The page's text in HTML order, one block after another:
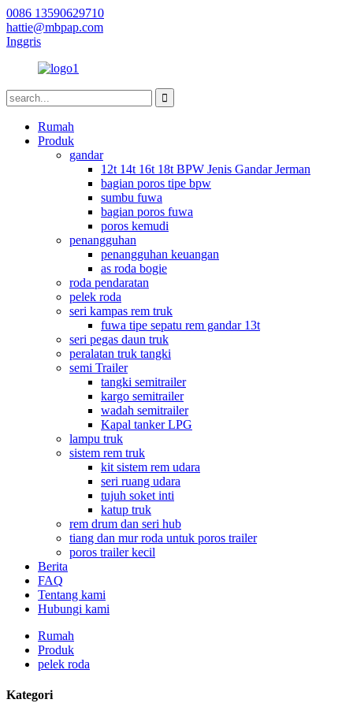
0086 13590629710
hattie@mbpap.com
Inggris
Rumah
Produk
gandar
12t 14t 16t 18t BPW Jenis Gandar Jerman
bagian poros tipe bpw
sumbu fuwa
bagian poros fuwa
poros kemudi
penangguhan
penangguhan keuangan
as roda bogie
roda pendaratan
pelek roda
seri kampas rem truk
fuwa tipe sepatu rem gandar 13t
seri pegas daun truk
peralatan truk tangki
semi Trailer
tangki semitrailer
kargo semitrailer
wadah semitrailer
Kapal tanker LPG
lampu truk
sistem rem truk
kit sistem rem udara
seri ruang udara
tujuh soket inti
katup truk
rem drum dan seri hub
tiang dan mur roda untuk poros trailer
poros trailer kecil
Berita
FAQ
Tentang kami
Hubungi kami
Rumah
Produk
pelek roda
Kategori